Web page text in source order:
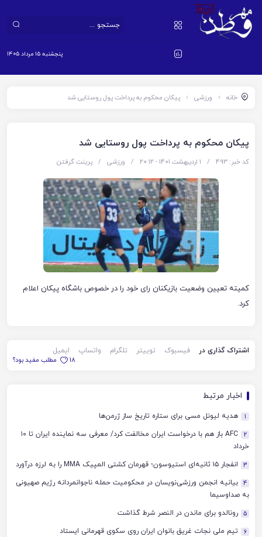
پنجشنبه ۱۵ مرداد ۱۴۰۵
خانه ورزشی پیکان محکوم به پرداخت پول روستایی شد
پیکان محکوم به پرداخت پول روستایی شد
کد خبر: 493 / 1 اردیبهشت 1401 - ۲۰:۱۲ / ورزشی / پرینت گرفتن
کمیته تعیین وضعیت بازیکنان رای خود را در خصوص باشگاه پیکان اعلام
کرد.
اشتراک گذاری در فیسبوک توییتر تلگرام واتساپ
ایمیل
18
مطلب مفید بود؟
اخبار مرتبط
1 هدیه لیونل مسی برای ستاره تاریخ ساز ژرمن‌ها
2
AFC باز هم با درخواست ایران مخالفت کرد/ معرفی سه نماینده ایران تا ۱۰
خرداد
3 انفجار ۱۵ ثانیه‌ای استیوسون؛ قهرمان کشتی المپیک MMA را به لرزه درآورد
4 بیانیه انجمن ورزشی‌نویسان در محکومیت حمله ناجوانمردانه رژیم صهیونی
به صداوسیما
5 رونالدو برای ماندن در النصر شرط گذاشت
6 تیم ملی نجات غریق بانوان ایران روی سکوی قهرمانی ایستاد